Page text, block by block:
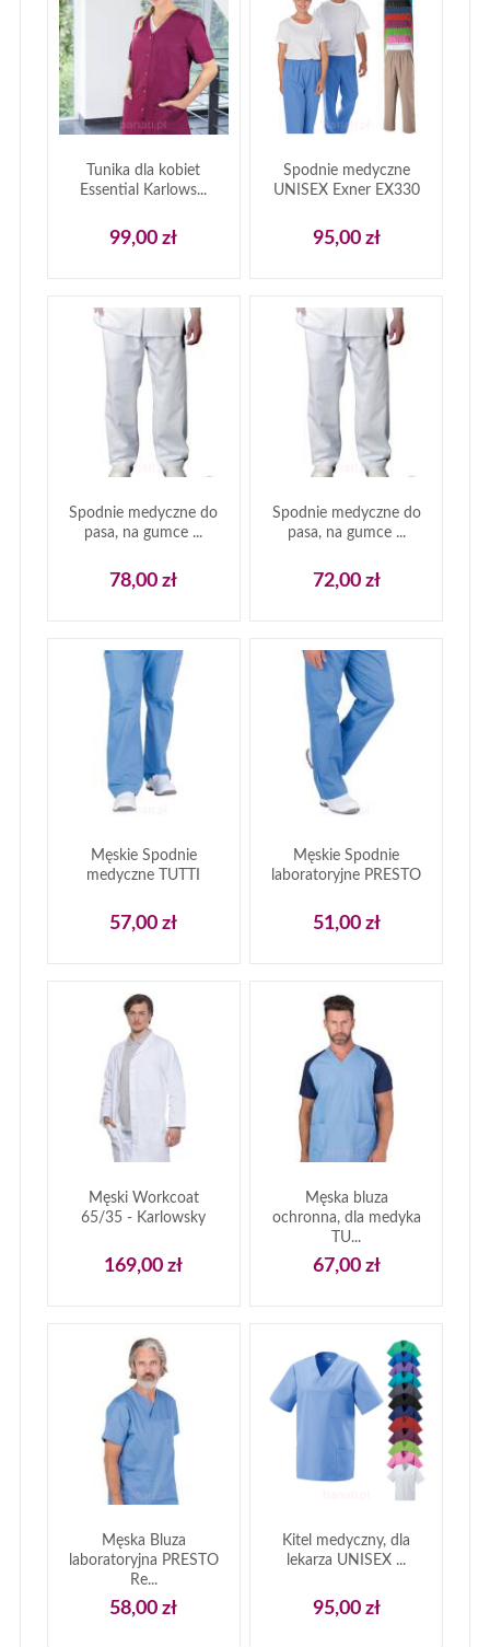
Tunika dla kobiet
Essential Karlows...
99,00 zł
Spodnie medyczne
UNISEX Exner EX330
95,00 zł
Spodnie medyczne do
pasa, na gumce ...
78,00 zł
Spodnie medyczne do
pasa, na gumce ...
72,00 zł
Męskie Spodnie
medyczne TUTTI
57,00 zł
Męskie Spodnie
laboratoryjne PRESTO
51,00 zł
Męski Workcoat
65/35 - Karlowsky
169,00 zł
Męska bluza
ochronna, dla medyka
TU...
67,00 zł
Męska Bluza
laboratoryjna PRESTO
Re...
58,00 zł
Kitel medyczny, dla
lekarza UNISEX ...
95,00 zł